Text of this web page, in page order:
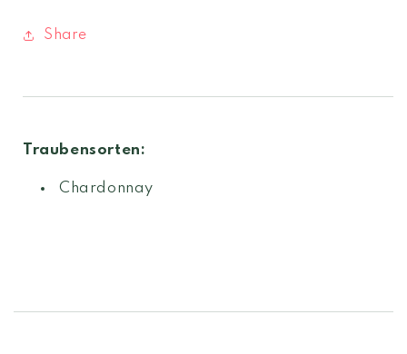
Share
Traubensorten:
Chardonnay